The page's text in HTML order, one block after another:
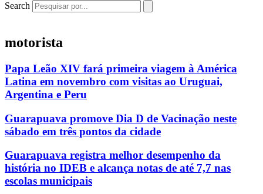
Search
motorista
Papa Leão XIV fará primeira viagem à América
Latina em novembro com visitas ao Uruguai,
Argentina e Peru
Guarapuava promove Dia D de Vacinação neste
sábado em três pontos da cidade
Guarapuava registra melhor desempenho da
história no IDEB e alcança notas de até 7,7 nas
escolas municipais